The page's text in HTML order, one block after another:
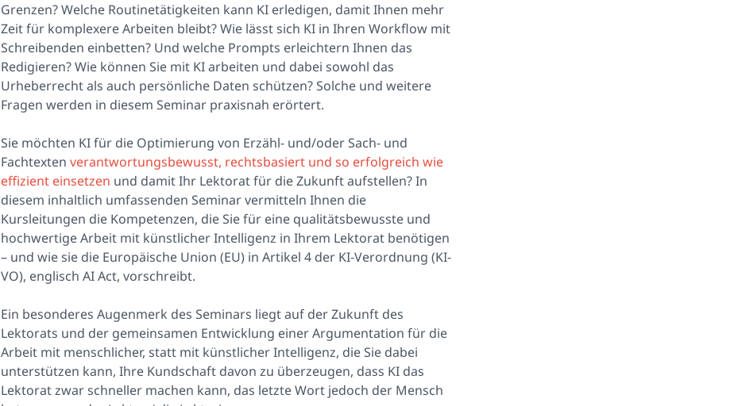
Grenzen? Welche Routinetätigkeiten kann KI erledigen, damit Ihnen mehr
Zeit für komplexere Arbeiten bleibt? Wie lässt sich KI in Ihren Workflow mit
Schreibenden einbetten? Und welche Prompts erleichtern Ihnen das
Redigieren? Wie können Sie mit KI arbeiten und dabei sowohl das
Urheberrecht als auch persönliche Daten schützen? Solche und weitere
Fragen werden in diesem Seminar praxisnah erörtert.
Sie möchten KI für die Optimierung von Erzähl- und/oder Sach- und
Fachtexten verantwortungsbewusst, rechtsbasiert und so erfolgreich wie
effizient einsetzen und damit Ihr Lektorat für die Zukunft aufstellen? In
diesem inhaltlich umfassenden Seminar vermitteln Ihnen die
Kursleitungen die Kompetenzen, die Sie für eine qualitätsbewusste und
hochwertige Arbeit mit künstlicher Intelligenz in Ihrem Lektorat benötigen
– und wie sie die Europäische Union (EU) in Artikel 4 der KI-Verordnung (KI-
VO), englisch AI Act, vorschreibt.
Ein besonderes Augenmerk des Seminars liegt auf der Zukunft des
Lektorats und der gemeinsamen Entwicklung einer Argumentation für die
Arbeit mit menschlicher, statt mit künstlicher Intelligenz, die Sie dabei
unterstützen kann, Ihre Kundschaft davon zu überzeugen, dass KI das
Lektorat zwar schneller machen kann, das letzte Wort jedoch der Mensch